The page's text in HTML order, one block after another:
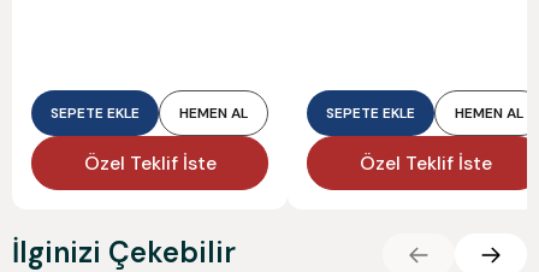
SEPETE EKLE HEMEN AL
Özel Teklif İste
SEPETE EKLE HEMEN AL
Özel Teklif İste
İlginizi Çekebilir